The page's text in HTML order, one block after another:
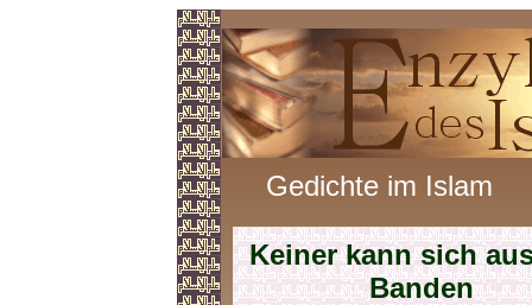
Gedichte im Islam
Keiner kann sich
Banden